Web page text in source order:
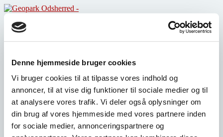
Denne hjemmeside bruger cookies
Vi bruger cookies til at tilpasse vores indhold og
annoncer, til at vise dig funktioner til sociale medier og til
at analysere vores trafik. Vi deler også oplysninger om
din brug af vores hjemmeside med vores partnere inden
for sociale medier, annonceringspartnere og
Skip
to
contentForside
Landskab
Kulturhistorie
Råvarer
Partnere
Måned:juli 2021